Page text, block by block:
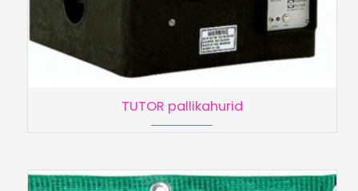
TUTOR pallikahurid